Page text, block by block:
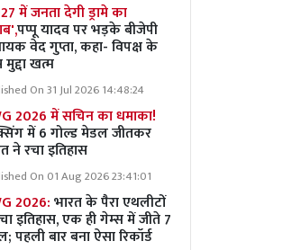
में जनता देगी ड्रामे का
पप्पू यादव पर भड़के बीजेपी
वेद गुप्ता, कहा- विपक्ष के
खत्म
On 31 Jul 2026 14:48:24
2026 में सचिन का धमाका!
में 6 गोल्ड मेडल जीतकर
ने रचा इतिहास
On 01 Aug 2026 23:41:01
2026:भारत के पैरा एथलीटों
इतिहास, एक ही गेम्स में जीते 7
पहली बार बना ऐसा रिकॉर्ड